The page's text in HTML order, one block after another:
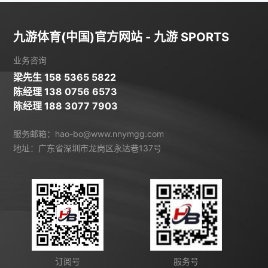
九游体育(中国)官方网站 - 九游 SPORTS
业务咨询
梁先生 158 5365 5822
陈经理 138 0756 6573
陈经理 188 3077 7903
服务邮箱：hao-bo@www.nnymgg.com
地址：广东省深圳市龙岗区永达巷137号
订阅号 服务号